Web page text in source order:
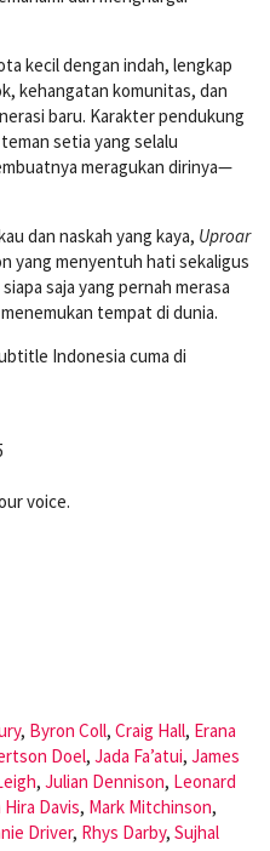
kecil dengan indah, lengkap
kehangatan komunitas, dan
baru. Karakter pendukung
setia yang selalu
meragukan dirinya—
dan naskah yang kaya, Uproar
yang menyentuh hati sekaligus
saja yang pernah merasa
tempat di dunia.
Indonesia cuma di
voice.
, Byron Coll, Craig Hall, Erana
Doel, Jada Fa’atui, James
, Julian Dennison, Leonard
Hira Davis, Mark Mitchinson,
Driver, Rhys Darby, Sujhal